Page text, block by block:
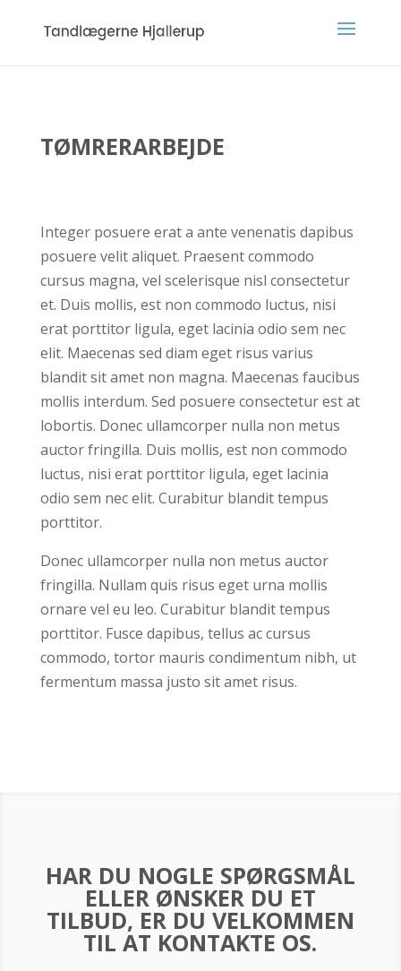
TØMRERARBEJDE
Integer posuere erat a ante venenatis dapibus
posuere velit aliquet. Praesent commodo
cursus magna, vel scelerisque nisl consectetur
et. Duis mollis, est non commodo luctus, nisi
erat porttitor ligula, eget lacinia odio sem nec
elit. Maecenas sed diam eget risus varius
blandit sit amet non magna. Maecenas faucibus
mollis interdum. Sed posuere consectetur est at
lobortis. Donec ullamcorper nulla non metus
auctor fringilla. Duis mollis, est non commodo
luctus, nisi erat porttitor ligula, eget lacinia
odio sem nec elit. Curabitur blandit tempus
porttitor.
Donec ullamcorper nulla non metus auctor
fringilla. Nullam quis risus eget urna mollis
ornare vel eu leo. Curabitur blandit tempus
porttitor. Fusce dapibus, tellus ac cursus
commodo, tortor mauris condimentum nibh, ut
fermentum massa justo sit amet risus.
HAR DU NOGLE SPØRGSMÅL
ELLER ØNSKER DU ET
TILBUD, ER DU VELKOMMEN
TIL AT KONTAKTE OS.